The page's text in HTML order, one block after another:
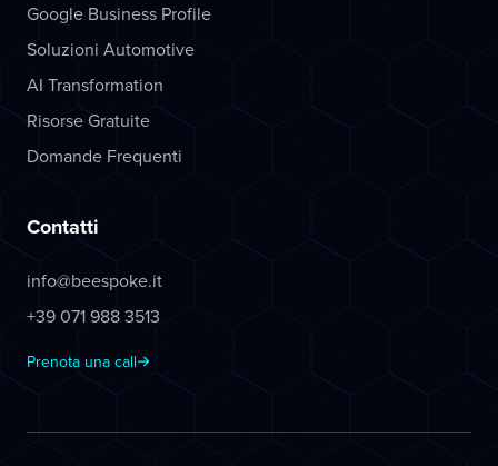
Google Business Profile
Soluzioni Automotive
AI Transformation
Risorse Gratuite
Domande Frequenti
Contatti
info@beespoke.it
+39 071 988 3513
Prenota una call